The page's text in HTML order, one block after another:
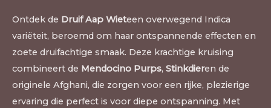
Ontdek de Druif Aap Wieteen overwegend Indica
variëteit, beroemd om haar ontspannende effecten en
zoete druifachtige smaak. Deze krachtige kruising
combineert de Mendocino Purps, Stinkdieren de
originele Afghani, die zorgen voor een rijke, plezierige
ervaring die perfect is voor diepe ontspanning. Met